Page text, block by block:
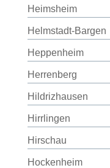
Heimsheim
Helmstadt-Bargen
Heppenheim
Herrenberg
Hildrizhausen
Hirrlingen
Hirschau
Hockenheim